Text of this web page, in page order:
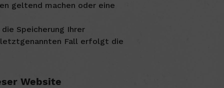
geltend machen oder eine
Speicherung Ihrer
letztgenannten Fall erfolgt die
Website